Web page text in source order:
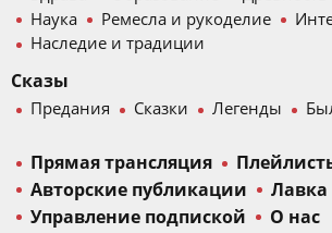
Наука
Ремесла и рукоделие
Наследие и традиции
Сказы
Предания Сказки Легенды
Прямая трансляция
Авторские публикации
Лавка
Управление подпиской
О нас